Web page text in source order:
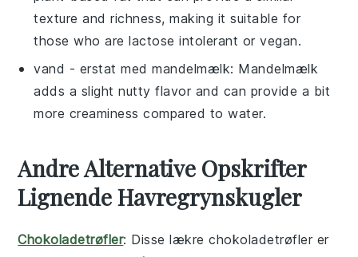
texture and richness, making it suitable for
those who are lactose intolerant or vegan.
vand - erstat medmandelmælk: Mandelmælk
adds a slight nutty flavor and can provide a bit
more creaminess compared to water.
Andre Alternative Opskrifter
Lignende Havregrynskugler
Chokoladetrøfler: Disse lækrechokoladetrøfler er